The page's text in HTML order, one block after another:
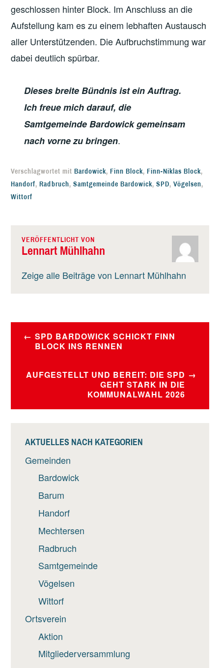
geschlossen hinter Block. Im Anschluss an die
Aufstellung kam es zu einem lebhaften Austausch
aller Unterstützenden. Die Aufbruchstimmung war
dabei deutlich spürbar.
Dieses breite Bündnis ist ein Auftrag.
Ich freue mich darauf, die
Samtgemeinde Bardowick gemeinsam
nach vorne zu bringen.
Verschlagwortet mitBardowick,Finn Block,Finn-Niklas Block,
Handorf,Radbruch,Samtgemeinde Bardowick,SPD,Vögelsen,
Wittorf
VERÖFFENTLICHT VON
Lennart Mühlhahn
Zeige alle Beiträge von Lennart Mühlhahn
BEITRAGSNAVIGATION
SPD BARDOWICK SCHICKT FINN
BLOCK INS RENNEN
AUFGESTELLT UND BEREIT: DIE SPD
GEHT STARK IN DIE
KOMMUNALWAHL 2026
AKTUELLES NACH KATEGORIEN
Gemeinden
Bardowick
Barum
Handorf
Mechtersen
Radbruch
Samtgemeinde
Vögelsen
Wittorf
Ortsverein
Aktion
Mitgliederversammlung